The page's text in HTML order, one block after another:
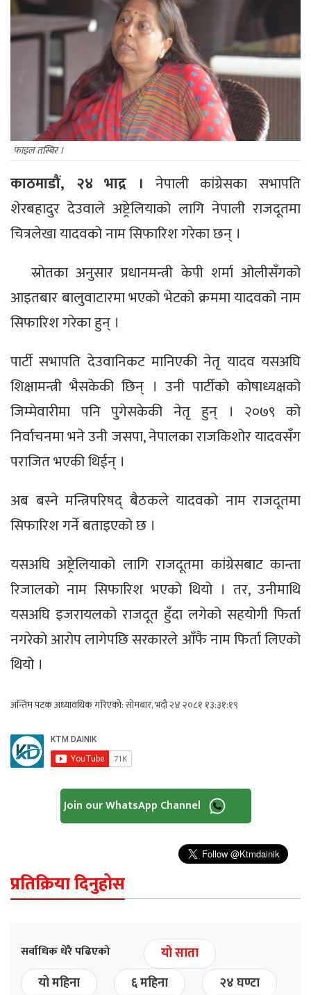
फाइल तस्बिर ।
काठमाडौं, २४ भाद्र । नेपाली कांग्रेसका सभापति
शेरबहादुर देउवाले अष्ट्रेलियाको लागि नेपाली राजदूतमा
चित्रलेखा यादवको नाम सिफारिश गरेका छन् ।
स्रोतका अनुसार प्रधानमन्त्री केपी शर्मा ओलीसँगको
आइतबार बालुवाटारमा भएको भेटको क्रममा यादवको नाम
सिफारिश गरेका हुन् ।
पार्टी सभापति देउवानिकट मानिएकी नेतृ यादव यसअघि
शिक्षामन्त्री भैसकेकी छिन् । उनी पार्टीको कोषाध्यक्षको
जिम्मेवारीमा पनि पुगेसकेकी नेतृ हुन् । २०७९ को
निर्वाचनमा भने उनी जसपा, नेपालका राजकिशोर यादवसँग
पराजित भएकी थिईन् ।
अब बस्ने मन्त्रिपरिषद् बैठकले यादवको नाम राजदूतमा
सिफारिश गर्ने बताइएको छ ।
यसअघि अष्ट्रेलियाको लागि राजदूतमा कांग्रेसबाट कान्ता
रिजालको नाम सिफारिश भएको थियो । तर, उनीमाथि
यसअघि इजरायलको राजदूत हुँदा लगेको सहयोगी फिर्ता
नगरेको आरोप लागेपछि सरकारले आँफै नाम फिर्ता लिएको
थियो ।
अन्तिम पटक अध्यावधिक गरिएको:सोमबार, भदौ २४ २०८१ १३:३१:१९
Join our WhatsApp Channel
प्रतिक्रिया दिनुहोस
सर्वाधिक धेरै पढिएको
यो साता
यो महिना
६ महिना २४ घण्टा